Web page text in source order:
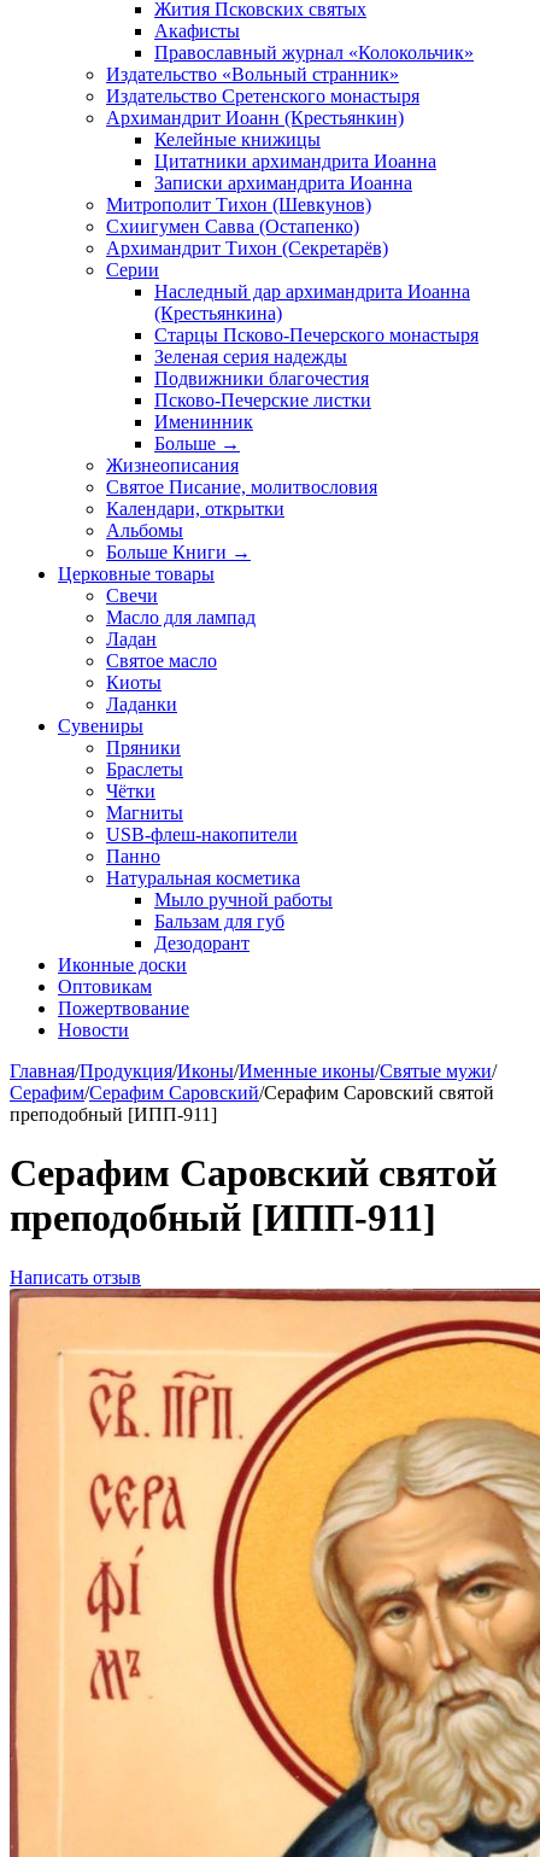
Жития Псковских святых
Акафисты
Православный журнал «Колокольчик»
Издательство «Вольный странник»
Издательство Сретенского монастыря
Архимандрит Иоанн (Крестьянкин)
Келейные книжицы
Цитатники архимандрита Иоанна
Записки архимандрита Иоанна
Митрополит Тихон (Шевкунов)
Схиигумен Савва (Остапенко)
Архимандрит Тихон (Секретарёв)
Серии
Наследный дар архимандрита Иоанна
(Крестьянкина)
Старцы Псково-Печерского монастыря
Зеленая серия надежды
Подвижники благочестия
Псково-Печерские листки
Именинник
Больше →
Жизнеописания
Святое Писание, молитвословия
Календари, открытки
Альбомы
Больше Книги →
Церковные товары
Свечи
Масло для лампад
Ладан
Святое масло
Киоты
Ладанки
Сувениры
Пряники
Браслеты
Чётки
Магниты
USB-флеш-накопители
Панно
Натуральная косметика
Мыло ручной работы
Бальзам для губ
Дезодорант
Иконные доски
Оптовикам
Пожертвование
Новости
Главная/Продукция/Иконы/Именные иконы/Святые мужи/
Серафим/Серафим Саровский/Серафим Саровский святой
преподобный [ИПП-911]
Серафим Саровский святой
преподобный [ИПП-911]
Написать отзыв